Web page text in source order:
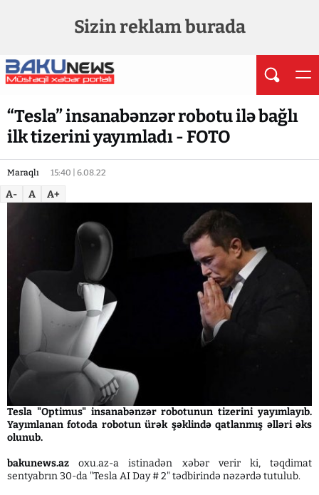
Sizin reklam burada
“Tesla” insanabənzər robotu ilə bağlı
ilk tizerini yayımladı - FOTO
Maraqlı 15:40 | 6.08.22
A- A A+
Tesla "Optimus" insanabənzər robotunun tizerini yayımlayıb.
Yayımlanan fotoda robotun ürək şəklində qatlanmış əlləri əks
olunub.
bakunews.azoxu.az-a istinadən xəbər verir ki, təqdimat
sentyabrın 30-da "Tesla AI Day # 2" tədbirində nəzərdə tutulub.